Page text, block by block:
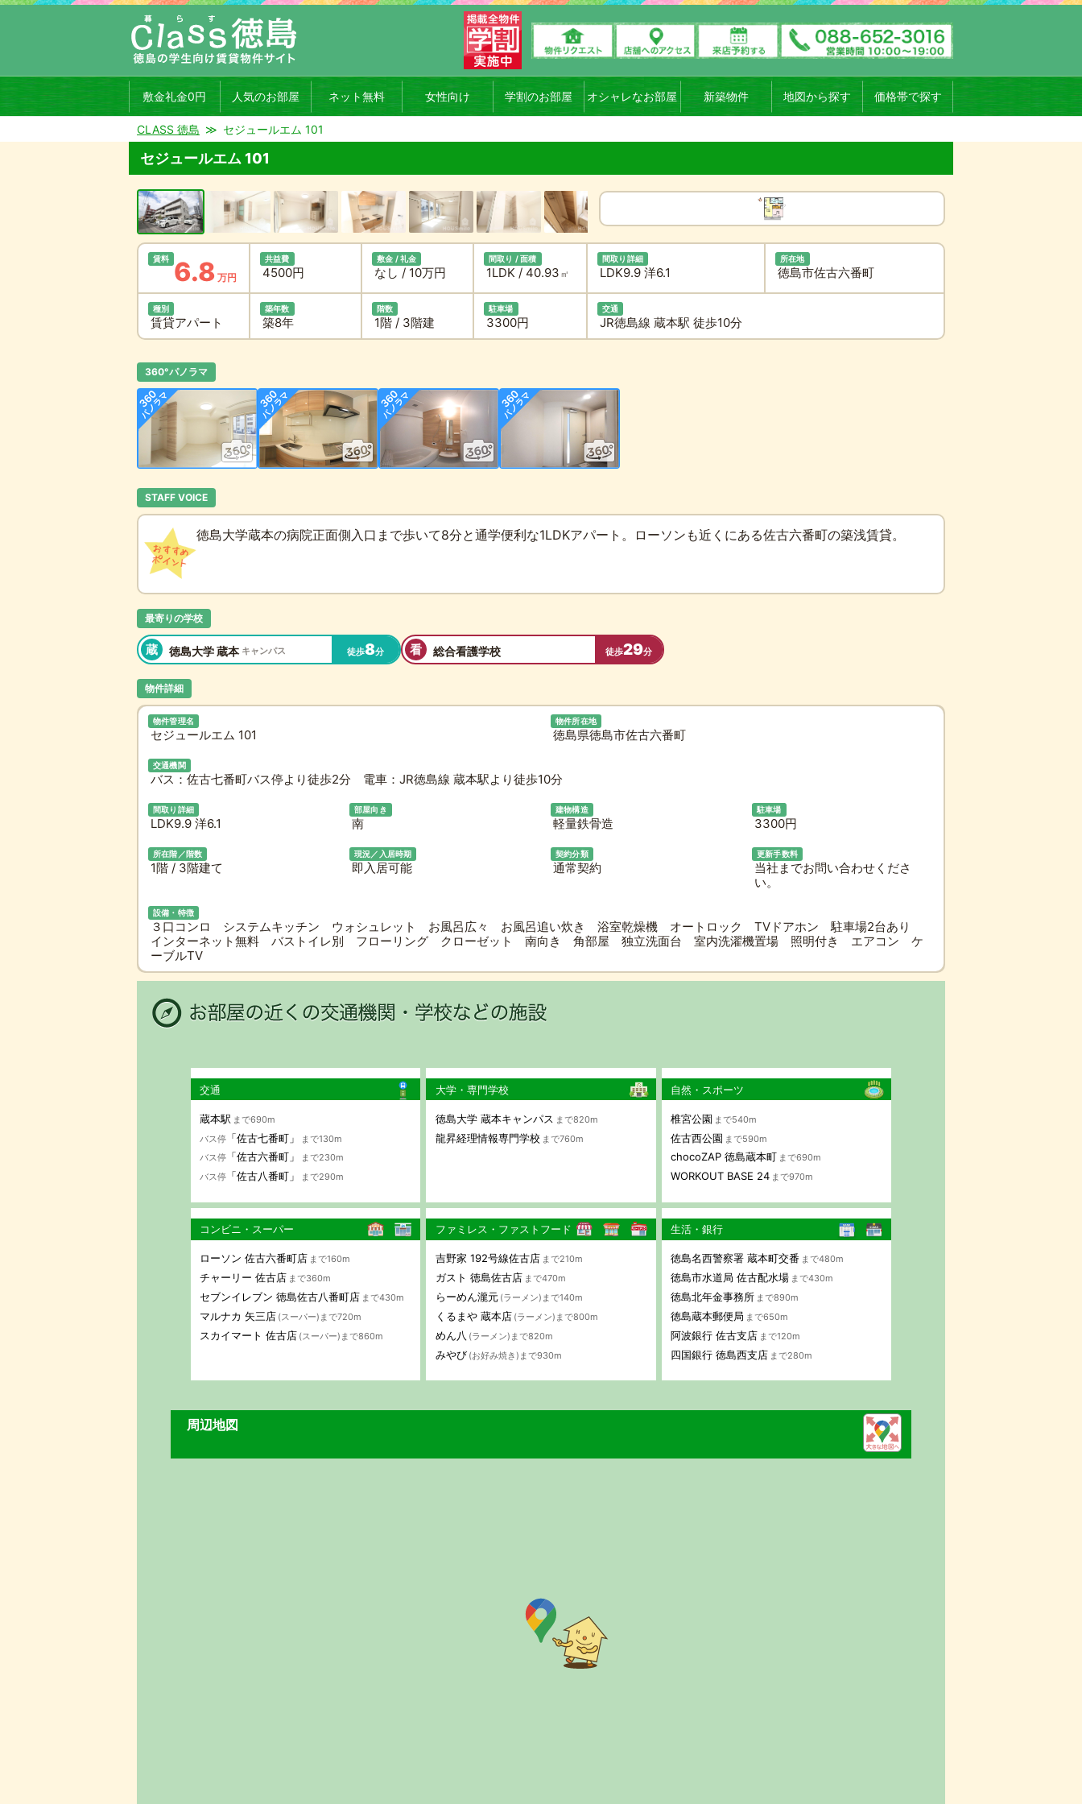
敷金礼金0円 人気のお部屋 ネット無料 女性向け 学割のお部屋 オシャレなお部屋 新築物件 地図から探す 価格帯で探す
CLASS 徳島 セジュールエム 101
セジュールエム 101
賃料 6.8 万円
共益費
4500円
敷金 / 礼金
なし / 10万円
間取り / 面積
1LDK / 40.93 ㎡
間取り詳細
LDK9.9 洋6.1
所在地
徳島市佐古六番町
種別
賃貸アパート
築年数
築8年
階数
1階 / 3階建
駐車場
3300円
交通
JR徳島線 蔵本駅 徒歩10分
360°パノラマ
STAFF VOICE
徳島大学蔵本の病院正面側入口まで歩いて8分と通学便利な1LDKアパート。ローソンも近くにある佐古六番町の築浅賃貸。
最寄りの学校
蔵 徳島大学 蔵本 キャンパス 徒歩8分 看 総合看護学校 徒歩29分
物件詳細
物件管理名
セジュールエム 101
物件所在地
徳島県徳島市佐古六番町
交通機関
バス：佐古七番町バス停より徒歩2分 電車：JR徳島線 蔵本駅より徒歩10分
間取り詳細
LDK9.9 洋6.1
部屋向き
南
建物構造
軽量鉄骨造
駐車場
3300円
所在階／階数
1階 / 3階建て
現況／入居時期
即入居可能
契約分類
通常契約
更新手数料
当社までお問い合わせくださ
い。
設備・特徴
３口コンロ システムキッチン ウォシュレット お風呂広々 お風呂追い炊き 浴室乾燥機 オートロック TVドアホン 駐車場2台あり
インターネット無料 バストイレ別 フローリング クローゼット 南向き 角部屋 独立洗面台 室内洗濯機置場 照明付き エアコン ケ
ーブルTV
交通
蔵本駅 まで690m
バス停 「佐古七番町」
まで130m
バス停 「佐古六番町」
まで230m
バス停 「佐古八番町」 まで290m
大学・専門学校
徳島大学 蔵本キャンパス まで820m
龍昇経理情報専門学校 まで760m
自然・スポーツ
椎宮公園 まで540m
佐古西公園 まで590m
chocoZAP 徳島蔵本町 まで690m
WORKOUT BASE 24 まで970m
コンビニ・スーパー
ローソン 佐古六番町店 まで160m
チャーリー 佐古店 まで360m
セブンイレブン 徳島佐古八番町店 まで430m
マルナカ 矢三店 (スーパー)まで720m
スカイマート 佐古店 (スーパー)まで860m
ファミレス・ファストフード
吉野家 192号線佐古店 まで210m
ガスト 徳島佐古店 まで470m
らーめん瀧元 (ラーメン)まで140m
くるまや 蔵本店 (ラーメン)まで800m
めん八 (ラーメン)まで820m
みやび (お好み焼き)まで930m
生活・銀行
徳島名西警察署 蔵本町交番 まで480m
徳島市水道局 佐古配水場 まで430m
徳島北年金事務所 まで890m
徳島蔵本郵便局 まで650m
阿波銀行 佐古支店 まで120m
四国銀行 徳島西支店 まで280m
周辺地図